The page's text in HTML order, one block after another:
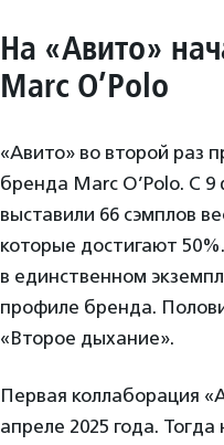
На «Авито»
Marc O’Polo
«Авито» во второй раз
бренда Marc O’Polo. С
выставили 66 сэмплов
которые достигают
в единственном
профиле бренда.
«Второе дыхание».
Первая коллаборация
апреле 2025 года.